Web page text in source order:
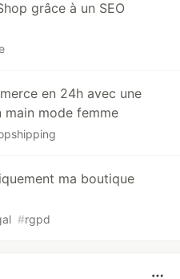
grâce à un SEO
en 24h avec une
main mode femme
ma boutique
#rgpd